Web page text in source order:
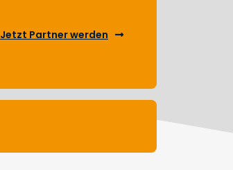
Jetzt Partner werden